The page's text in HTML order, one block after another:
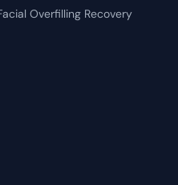
Overfilling Recovery